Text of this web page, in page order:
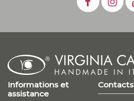
Informations et
assistance
Contacts